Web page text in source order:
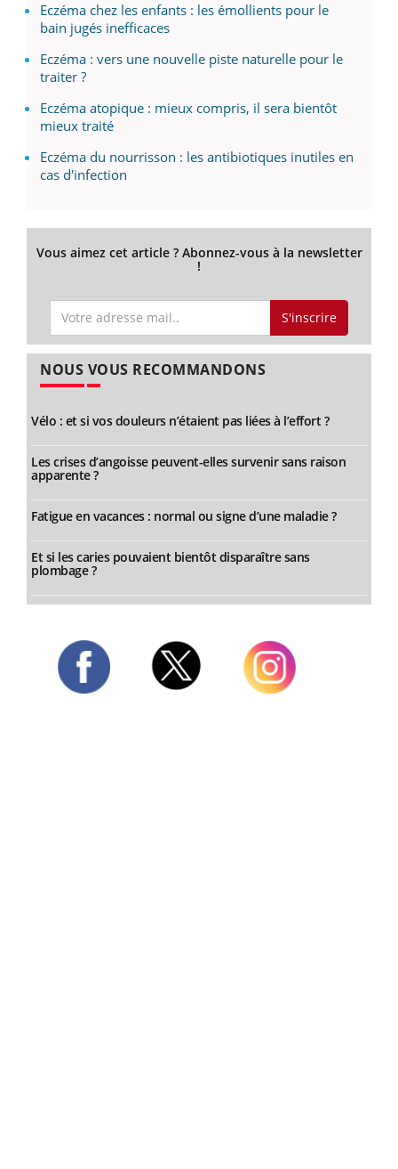
Eczéma chez les enfants : les émollients pour le
bain jugés inefficaces
Eczéma : vers une nouvelle piste naturelle pour le
traiter ?
Eczéma atopique : mieux compris, il sera bientôt
mieux traité
Eczéma du nourrisson : les antibiotiques inutiles en
cas d'infection
Vous aimez cet article ? Abonnez-vous à la newsletter
!
S'inscrire
NOUS VOUS RECOMMANDONS
Vélo : et si vos douleurs n’étaient pas liées à l’effort ?
Les crises d’angoisse peuvent-elles survenir sans raison
apparente ?
Fatigue en vacances : normal ou signe d’une maladie ?
Et si les caries pouvaient bientôt disparaître sans
plombage ?